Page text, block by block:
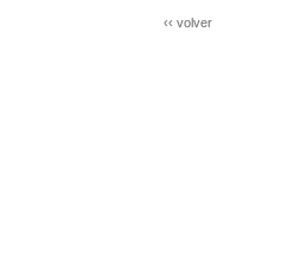
‹‹ volver